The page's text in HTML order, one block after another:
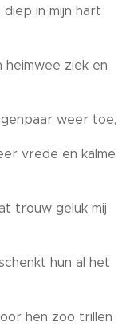
diep in mijn hart
heimwee ziek en
weer toe,
vrede en kalme
trouw geluk mij
hun al het
hen zoo trillen